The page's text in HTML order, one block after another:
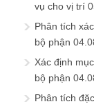
vụ cho vị trí
Phân tích
bộ phận
Xác định
bộ phận
Phân tích